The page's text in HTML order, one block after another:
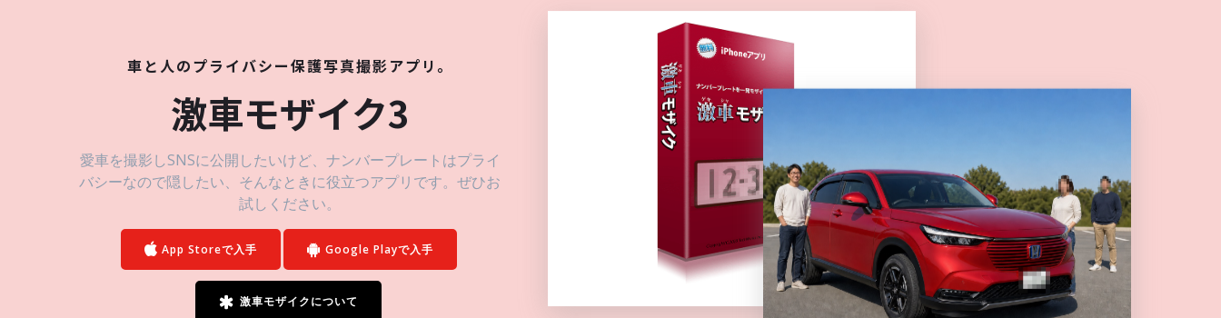
車と人のプライバシー保護写真撮影アプリ。
激車モザイク3
愛車を撮影しSNSに公開したいけど、ナンバープレートはプライ
バシーなので隠したい、そんなときに役立つアプリです。ぜひお
試しください。
App Storeで入手 Google Playで入手
激車モザイクについて